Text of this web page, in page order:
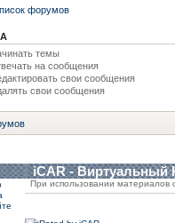
форумов
темы
на сообщения
свои сообщения
свои сообщения
iCAR - Виртуальный
При использовании материалов